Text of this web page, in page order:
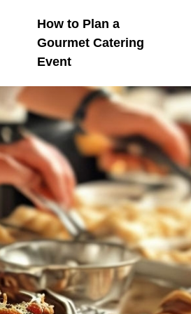
How to Plan a
Gourmet Catering
Event